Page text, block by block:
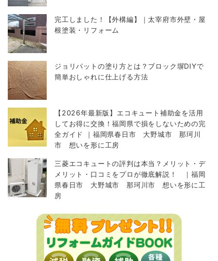
完工しました！【外構編】｜太宰府市外壁・屋
根塗装・リフォーム
ジョリパットの塗り方とは？ブロック塀DIYで
簡単おしゃれに仕上げる方法
【2026年最新版】エコキュート補助金を活用
してお得に交換！福岡県で損をしないための完
全ガイド ｜福岡県春日市 大野城市 那珂川
市 想いを形に工房
三菱エコキュートの評判は本当？メリット・デ
メリット・口コミをプロが徹底解説！ ｜福岡
県春日市 大野城市 那珂川市 想いを形に工
房